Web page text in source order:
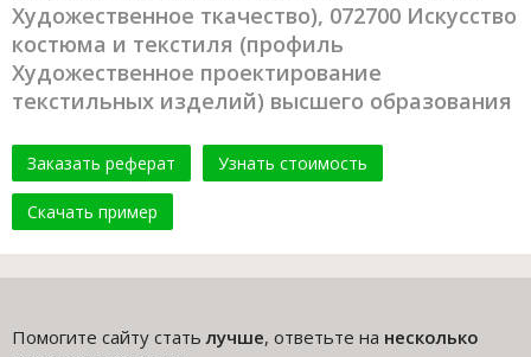
Художественное ткачество), 072700 Искусство
костюма и текстиля (профиль
Художественное проектирование
текстильных изделий) высшего образования
Заказать реферат Узнать стоимость
Скачать пример
Помогите сайту статьлучше, ответьте на несколько